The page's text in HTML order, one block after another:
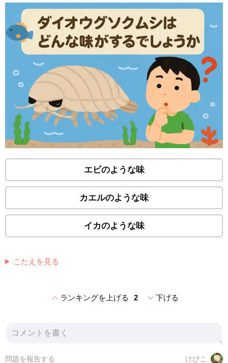
エビのような味
カエルのような味
イカのような味
こたえを見る
expand_lessランキングを上げる 2 expand_more下げる
けぴこ
問題を報告する